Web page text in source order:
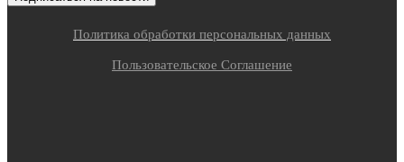
Политика обработки персональных данных
Пользовательское Соглашение